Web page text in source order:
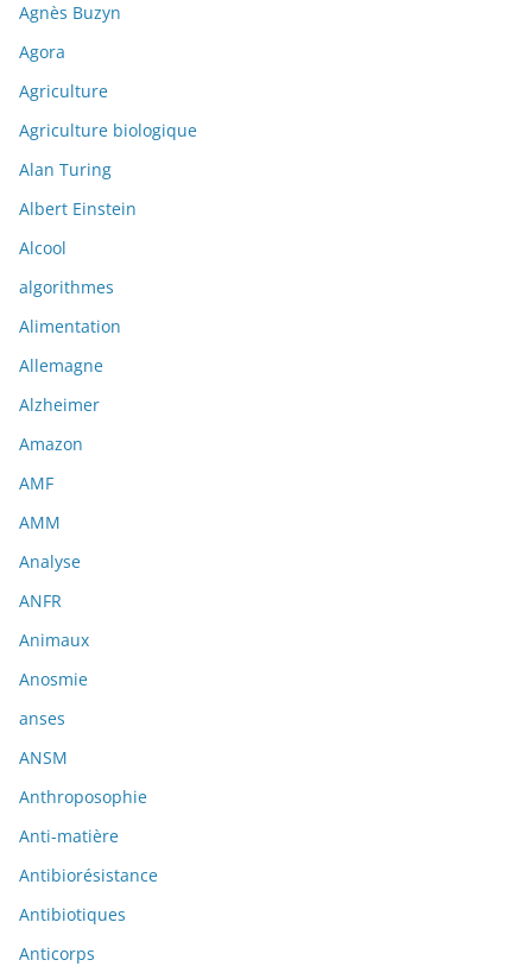
Agnès Buzyn
Agora
Agriculture
Agriculture biologique
Alan Turing
Albert Einstein
Alcool
algorithmes
Alimentation
Allemagne
Alzheimer
Amazon
AMF
AMM
Analyse
ANFR
Animaux
Anosmie
anses
ANSM
Anthroposophie
Anti-matière
Antibiorésistance
Antibiotiques
Anticorps